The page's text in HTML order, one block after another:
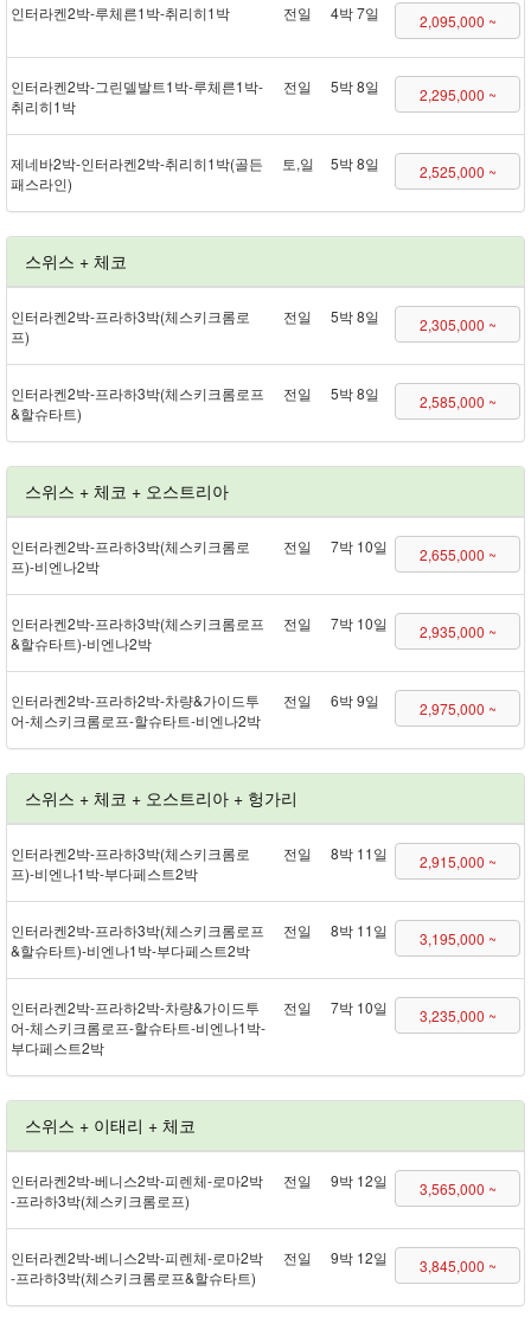
인터라켄 2박 - 루체른 1박 - 취리히 1박 전일 4박 7일 2,095,000 ~
인터라켄 2박 - 그린델발트 1박 - 루체른 1박 -
취리히 1박
전일 5박 8일 2,295,000 ~
제네바 2박 - 인터라켄 2박 - 취리히 1박(골든
패스 라인)
토,일 5박 8일 2,525,000 ~
스위스 + 체코
인터라켄 2박 - 프라하 3박(체스키크롬로
프)
전일 5박 8일 2,305,000 ~
인터라켄 2박 - 프라하 3박(체스키크롬로프
&할슈타트)
전일 5박 8일 2,585,000 ~
스위스 + 체코 + 오스트리아
인터라켄 2박 - 프라하 3박(체스키크롬로
프) - 비엔나 2박
전일 7박 10일 2,655,000 ~
인터라켄 2박 - 프라하 3박(체스키크롬로프
&할슈타트) - 비엔나 2박
전일 7박 10일 2,935,000 ~
인터라켄 2박 - 프라하 2박 - 차량&가이드투
어 - 체스키크롬로프 - 할슈타트 - 비엔나 2박
전일 6박 9일 2,975,000 ~
스위스 + 체코 + 오스트리아 + 헝가리
인터라켄 2박 - 프라하 3박(체스키크롬로
프) - 비엔나 1박 - 부다페스트 2박
전일 8박 11일 2,915,000 ~
인터라켄 2박 - 프라하 3박(체스키크롬로프
&할슈타트) - 비엔나 1박 - 부다페스트 2박
전일 8박 11일 3,195,000 ~
인터라켄 2박 - 프라하 2박 - 차량&가이드투
어 - 체스키크롬로프 - 할슈타트 - 비엔나 1박 -
부다페스트 2박
전일 7박 10일 3,235,000 ~
스위스 + 이태리 + 체코
인터라켄 2박 - 베니스 2박 - 피렌체 - 로마 2박
- 프라하 3박(체스키크롬로프)
전일 9박 12일 3,565,000 ~
인터라켄 2박 - 베니스 2박 - 피렌체 - 로마 2박
- 프라하 3박(체스키크롬로프&할슈타트)
전일 9박 12일 3,845,000 ~